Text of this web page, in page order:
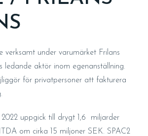
verksamt under varumärket Frilans
ledande aktör inom egenanställning.
för privatpersoner att fakturera
uppgick till drygt 1,6 miljarder
om cirka 15 miljoner SEK. SPAC2